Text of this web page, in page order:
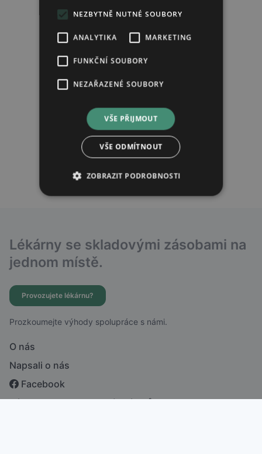
zpracování osobních údajů.
Seznámil/a jsem se sezásadami zpracování osobních údajů
Lékárny se skladovými zásobami na
jednom místě.
Provozujete lékárnu?
Prozkoumejte výhody spolupráce s námi.
O nás
Napsali o nás
Facebook
Zásady ochrany osobních údajů
NEZBYTNĚ NUTNÉ SOUBORY
ANALYTIKA MARKETING
FUNKČNÍ SOUBORY
NEZAŘAZENÉ SOUBORY
VŠE PŘIJMOUT
VŠE ODMÍTNOUT
ZOBRAZIT PODROBNOSTI